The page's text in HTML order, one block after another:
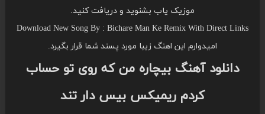
موزیک یاب بشنوید و دریافت کنید.
Download New Song By : Bichare Man Ke Remix With Direct Links
امیدوارم این اهنگ زیبا مورد پسند شما قرار بگیرد.
دانلود آهنگ بیچاره من که روی تو حساب
کردم ریمیکس بیس دار تند